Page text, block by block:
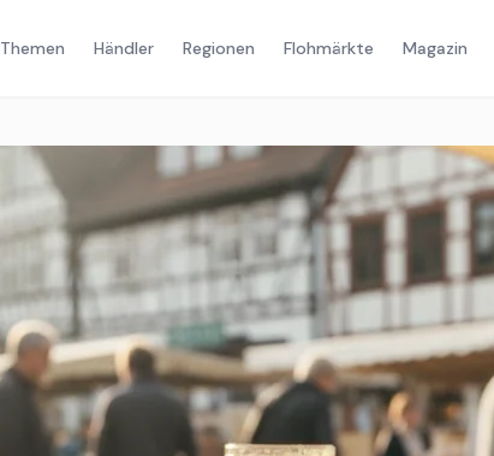
Themen Händler Regionen Flohmärkte Magazin